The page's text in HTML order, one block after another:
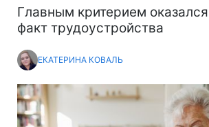
Главным критерием
факт трудоустройства
ЕКАТЕРИНА КОВАЛЬ